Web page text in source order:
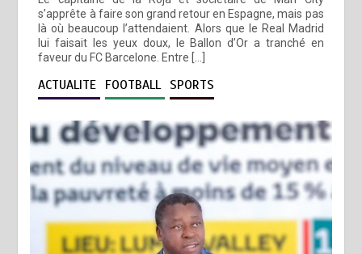
s’apprête à faire son grand retour en Espagne, mais pas
là où beaucoup l’attendaient. Alors que le Real Madrid
lui faisait les yeux doux, le Ballon d’Or a tranché en
faveur du FC Barcelone. Entre […]
ACTUALITE FOOTBALL SPORTS